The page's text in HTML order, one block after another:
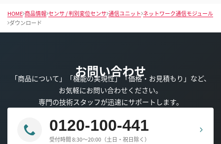
HOME 商品情報 センサ / 判別変位センサ 通信ユニット ネットワーク通信モジュール
ダウンロード
お問い合わせ
「商品について」「機能の実現性」「価格・お見積もり」など、
お気軽にお問い合わせください。
専門の技術スタッフが迅速にサポートします。
0120-100-441
受付時間 8:30～20:00（土日・祝日除く）